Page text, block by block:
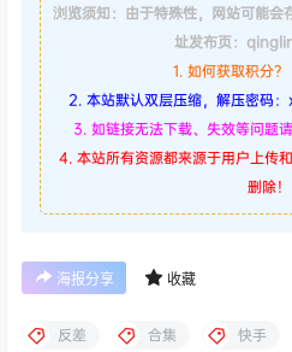
浏览须知：由于特殊性，网站可能会
址发布页：
1. 如何获取积分？
2. 本站默认双层压缩，解压密
3. 如链接无法下载、失效等问题
4. 本站所有资源都来源于用户上传
删除！
海报分享 收藏
反差 合集 快手